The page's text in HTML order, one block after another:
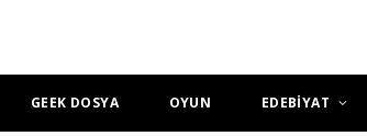
GEEK DOSYA OYUN EDEBİYAT